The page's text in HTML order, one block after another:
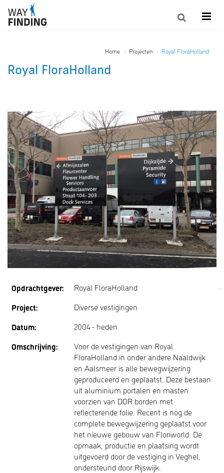
Home Projecten Royal FloraHolland
Royal FloraHolland
Opdrachtgever: Royal FloraHolland
Project: Diverse vestigingen
Datum: 2004 - heden
Omschrijving:
Voor de vestigingen van Royal
FloraHolland in onder andere Naaldwijk
en Aalsmeer is alle bewegwijzering
geproduceerd en geplaatst. Deze bestaan
uit aluminium portalen en masten
voorzien van DOR borden met
reflecterende folie. Recent is nog de
complete bewegwijzering geplaatst voor
het nieuwe gebouw van Floriworld. De
opmaak, productie en plaatsing wordt
uitgevoerd door de vestiging in Veghel,
ondersteund door Rijswijk.